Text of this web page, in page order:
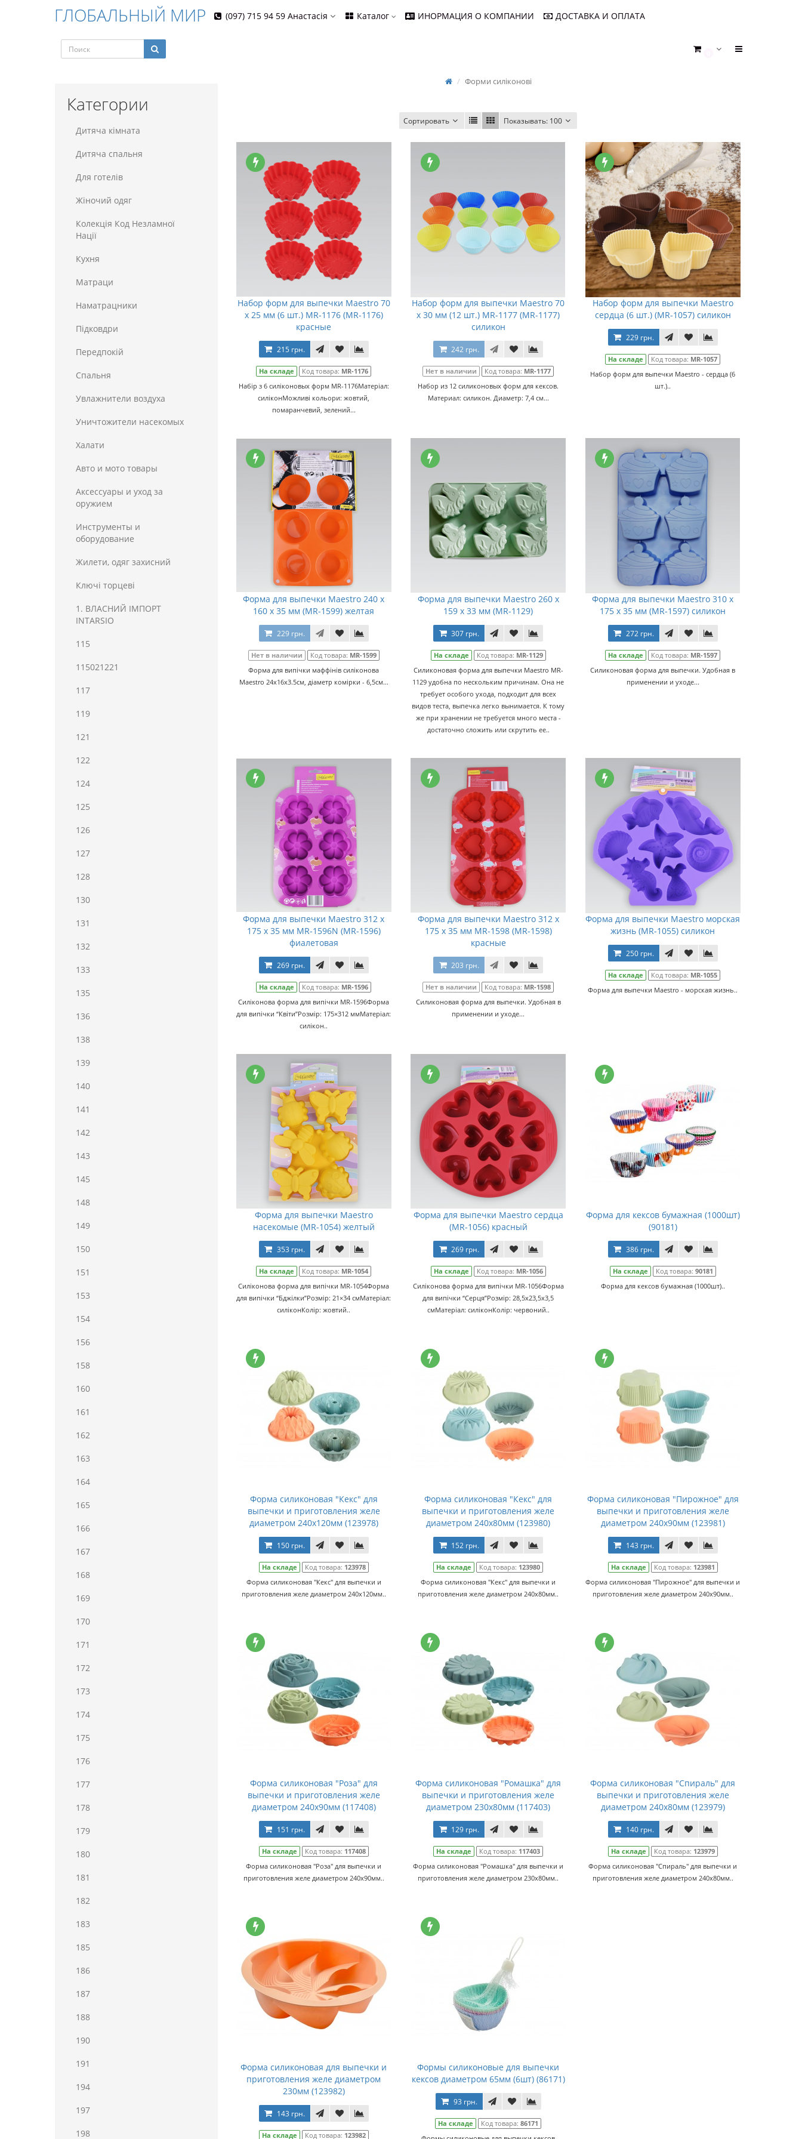
ГЛОБАЛЬНЫЙ МИР (097) 715 94 59 Анастасія Каталог ИНОРМАЦИЯ О КОМПАНИИ ДОСТАВКА И ОПЛАТА
Категории
Дитяча кімната
Дитяча спальня
Для готелiв
Жіночий одяг
Колекція Код Незламної
Нації
Кухня
Матраци
Наматрацники
Пiдковдри
Передпокій
Спальня
Увлажнители воздуха
Уничтожители насекомых
Халати
Авто и мото товары
Аксессуары и уход за
оружием
Инструменты и
оборудование
Жилети, одяг захисний
Ключі торцеві
1. ВЛАСНИЙ ІМПОРТ
INTARSIO
115
115021221
117
119
121
122
124
125
126
127
128
130
131
132
133
135
136
138
139
140
141
142
143
145
148
149
150
151
153
154
156
158
160
161
162
163
164
165
166
167
168
169
170
171
172
173
174
175
176
177
178
179
180
181
182
183
185
186
187
188
190
191
194
197
198
Форми силіконові
Сортировать Показывать: 100
Набор форм для выпечки Maestro 70
х 25 мм (6 шт.) MR-1176 (MR-1176)
красные
215 грн.
На складе Код товара: MR-1176
Набір з 6 силіконовых форм MR-1176Матеріал:
силіконМожливі кольори: жовтий,
помаранчевий, зелений...
Набор форм для выпечки Maestro 70
х 30 мм (12 шт.) MR-1177 (MR-1177)
силикон
242 грн.
Нет в наличии Код товара: MR-1177
Набор из 12 силиконовых форм для кексов.
Материал: силикон. Диаметр: 7,4 см...
Набор форм для выпечки Maestro
сердца (6 шт.) (MR-1057) силикон
229 грн.
На складе Код товара: MR-1057
Набор форм для выпечки Maestro - сердца (6
шт.)..
Форма для выпечки Maestro 240 x
160 x 35 мм (MR-1599) желтая
229 грн.
Нет в наличии Код товара: MR-1599
Форма для випічки маффінів силіконова
Maestro 24х16х3.5см, діаметр комірки - 6,5см...
Форма для выпечки Maestro 260 x
159 x 33 мм (MR-1129)
307 грн.
На складе Код товара: MR-1129
Силиконовая форма для выпечки Maestro MR-
1129 удобна по нескольким причинам. Она не
требует особого ухода, подходит для всех
видов теста, выпечка легко вынимается. К тому
же при хранении не требуется много места -
достаточно сложить или скрутить ее..
Форма для выпечки Maestro 310 x
175 x 35 мм (MR-1597) силикон
272 грн.
На складе Код товара: MR-1597
Силиконовая форма для выпечки. Удобная в
применении и уходе...
Форма для выпечки Maestro 312 x
175 x 35 мм MR-1596N (MR-1596)
фиалетовая
269 грн.
На складе Код товара: MR-1596
Силіконова форма для випічки MR-1596Форма
для випічки “Квіти”Розмір: 175×312 ммМатеріал:
силікон..
Форма для выпечки Maestro 312 x
175 x 35 мм MR-1598 (MR-1598)
красные
203 грн.
Нет в наличии Код товара: MR-1598
Силиконовая форма для выпечки. Удобная в
применении и уходе...
Форма для выпечки Maestro морская
жизнь (MR-1055) силикон
250 грн.
На складе Код товара: MR-1055
Форма для выпечки Maestro - морская жизнь..
Форма для выпечки Maestro
насекомые (MR-1054) желтый
353 грн.
На складе Код товара: MR-1054
Силіконова форма для випічки MR-1054Форма
для випічки “Бджілки”Розмір: 21×34 смМатеріал:
силіконКолір: жовтий..
Форма для выпечки Maestro сердца
(MR-1056) красный
269 грн.
На складе Код товара: MR-1056
Силіконова форма для випічки MR-1056Форма
для випічки “Серця”Розмір: 28,5х23,5х3,5
смМатеріал: силіконКолір: червоний..
Форма для кексов бумажная (1000шт)
(90181)
386 грн.
На складе Код товара: 90181
Форма для кексов бумажная (1000шт)..
Форма силиконовая "Кекс" для
выпечки и приготовления желе
диаметром 240х120мм (123978)
150 грн.
На складе Код товара: 123978
Форма силиконовая "Кекс" для выпечки и
приготовления желе диаметром 240х120мм..
Форма силиконовая "Кекс" для
выпечки и приготовления желе
диаметром 240х80мм (123980)
152 грн.
На складе Код товара: 123980
Форма силиконовая "Кекс" для выпечки и
приготовления желе диаметром 240х80мм..
Форма силиконовая "Пирожное" для
выпечки и приготовления желе
диаметром 240х90мм (123981)
143 грн.
На складе Код товара: 123981
Форма силиконовая "Пирожное" для выпечки и
приготовления желе диаметром 240х90мм..
Форма силиконовая "Роза" для
выпечки и приготовления желе
диаметром 240х90мм (117408)
151 грн.
На складе Код товара: 117408
Форма силиконовая "Роза" для выпечки и
приготовления желе диаметром 240х90мм..
Форма силиконовая "Ромашка" для
выпечки и приготовления желе
диаметром 230х80мм (117403)
129 грн.
На складе Код товара: 117403
Форма силиконовая "Ромашка" для выпечки и
приготовления желе диаметром 230х80мм..
Форма силиконовая "Спираль" для
выпечки и приготовления желе
диаметром 240х80мм (123979)
140 грн.
На складе Код товара: 123979
Форма силиконовая "Спираль" для выпечки и
приготовления желе диаметром 240х80мм..
Форма силиконовая для выпечки и
приготовления желе диаметром
230мм (123982)
143 грн.
На складе Код товара: 123982
Формы силиконовые для выпечки
кексов диаметром 65мм (6шт) (86171)
93 грн.
На складе Код товара:86171